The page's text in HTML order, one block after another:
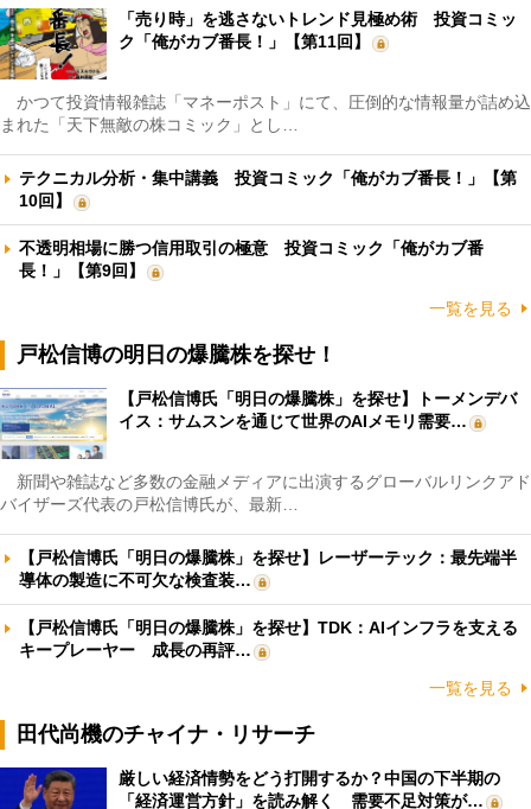
「売り時」を逃さないトレンド見極め術 投資コミッ
ク「俺がカブ番長！」【第11回】
かつて投資情報雑誌「マネーポスト」にて、圧倒的な情報量が詰め込
まれた「天下無敵の株コミック」とし…
テクニカル分析・集中講義 投資コミック「俺がカブ番長！」【第
10回】
不透明相場に勝つ信用取引の極意 投資コミック「俺がカブ番
長！」【第9回】
一覧を見る
戸松信博の明日の爆騰株を探せ！
【戸松信博氏「明日の爆騰株」を探せ】トーメンデバ
イス：サムスンを通じて世界のAIメモリ需要…
新聞や雑誌など多数の金融メディアに出演するグローバルリンクアド
バイザーズ代表の戸松信博氏が、最新…
【戸松信博氏「明日の爆騰株」を探せ】レーザーテック：最先端半
導体の製造に不可欠な検査装…
【戸松信博氏「明日の爆騰株」を探せ】TDK：AIインフラを支える
キープレーヤー 成長の再評…
一覧を見る
田代尚機のチャイナ・リサーチ
厳しい経済情勢をどう打開するか？中国の下半期の
「経済運営方針」を読み解く 需要不足対策が…